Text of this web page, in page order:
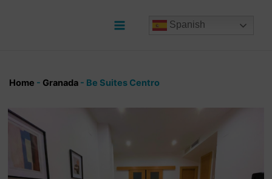
Spanish
Home - Granada- Be Suites Centro